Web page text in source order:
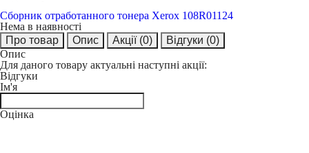
Сборник отработанного тонера Xerox 108R01124
Нема в наявності
Про товар
Опис Акції (0) Відгуки (0)
Опис
Для даного товару актуальні наступні акції:
Відгуки
Ім'я
Оцінка